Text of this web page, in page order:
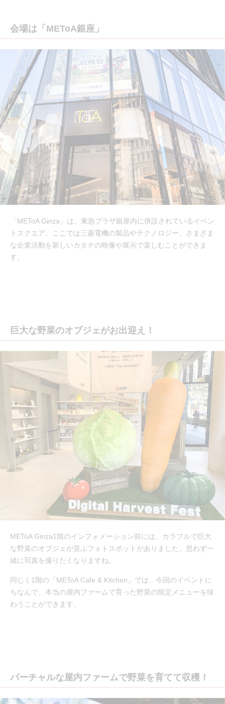
会場は「METoA銀座」
「METoA Ginza」は、東急プラザ銀座内に併設されているイベン
トスクエア。ここでは三菱電機の製品やテクノロジー、さまざま
な企業活動を新しいカタチの映像や展示で楽しむことができま
す。
巨大な野菜のオブジェがお出迎え！
METoA Ginza1階のインフォメーション前には、カラフルで巨大
な野菜のオブジェが並ぶフォトスポットがありました。思わず一
緒に写真を撮りたくなりますね。
同じく1階の「METoA Cafe & Kitchen」では、今回のイベントに
ちなんで、本当の屋内ファームで育った野菜の限定メニューを味
わうことができます。
バーチャルな屋内ファームで野菜を育てて収穫！